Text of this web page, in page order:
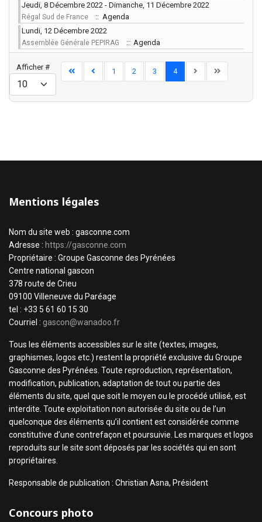
Jeudi, 8 Décembre 2022 - Dimanche, 11 Décembre 2022
Régal Sud de France
:: Agenda
Lundi, 12 Décembre 2022
Assemblée Générale PEPIRAG :: Agenda
Limite de la pagination
Afficher # 1 2 3 4
Mentions légales
Nom du site web : gasconne.com
Adresse : https://gasconne.com
Propriétaire : Groupe Gasconne des Pyrénées
Centre national gascon
378 route de Crieu
09100 Villeneuve du Paréage
tel : +33 5 61 60 15 30
Courriel : gascon@wanadoo.fr
Tous les éléments accessibles sur le site (textes, images,
graphismes, logos etc.) restent la propriété exclusive du Groupe
Gasconne des Pyrénées. Toute reproduction, représentation,
modification, publication, adaptation de tout ou partie des
éléments du site, quel que soit le moyen ou le procédé utilisé, est
interdite. Toute exploitation non autorisée du site ou de l’un
quelconque des éléments qu’il contient est considérée comme
constitutive d’une contrefaçon et poursuivie. Les marques et logos
reproduits sur le site sont déposés par les sociétés qui en sont
propriétaires.
Responsable de publication : Christian Asna, Président
Concours photo